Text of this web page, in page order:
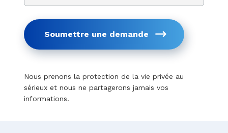
Soumettre une demande
Nous prenons la protection de la vie privée au
sérieux et nous ne partagerons jamais vos
informations.